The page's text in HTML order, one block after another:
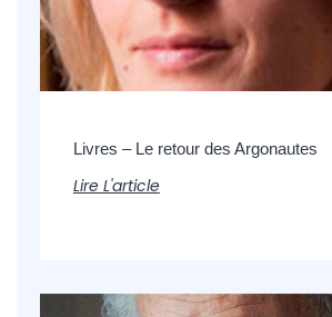
Livres – Le retour des Argonautes
Lire L'article